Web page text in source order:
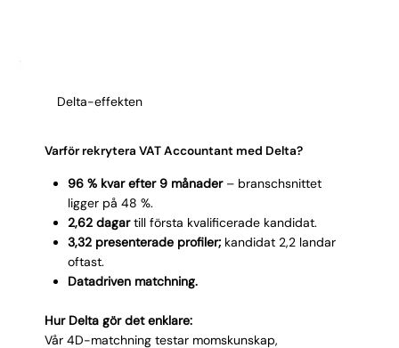
Delta-effekten
Varför rekrytera VAT Accountant med Delta?
96 % kvar efter 9 månader– branschsnittet
ligger på 48 %.
2,62 dagartill första kvalificerade kandidat.
3,32 presenterade profiler;kandidat 2,2 landar
oftast.
Datadriven matchning.
Hur Delta gör det enklare:
Vår 4D-matchning testar momskunskap,